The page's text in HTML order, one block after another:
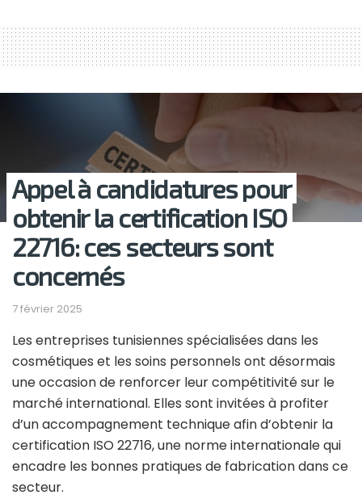
Appel à candidatures pour
obtenir la certification ISO
22716: ces secteurs sont
concernés
7 février 2025
Les entreprises tunisiennes spécialisées dans les
cosmétiques et les soins personnels ont désormais
une occasion de renforcer leur compétitivité sur le
marché international. Elles sont invitées à profiter
d’un accompagnement technique afin d’obtenir la
certification ISO 22716, une norme internationale qui
encadre les bonnes pratiques de fabrication dans ce
secteur.